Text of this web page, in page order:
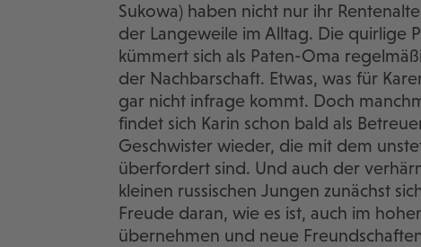
Sukowa) haben nicht nur ihr
der Langeweile im Alltag. Die quirlige
kümmert sich als Paten-Oma
der Nachbarschaft. Etwas, was für
gar nicht infrage kommt. Doch
findet sich Karin schon bald als
Geschwister wieder, die mit dem
überfordert sind. Und auch der
kleinen russischen Jungen zunächst
Freude daran, wie es ist, auch im
übernehmen und neue